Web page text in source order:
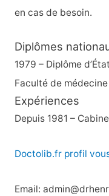
en cas de besoin.
Diplômes
1979 – Diplôme
Faculté de
Expériences
Depuis 1981 –
Doctolib.fr profil
Email: